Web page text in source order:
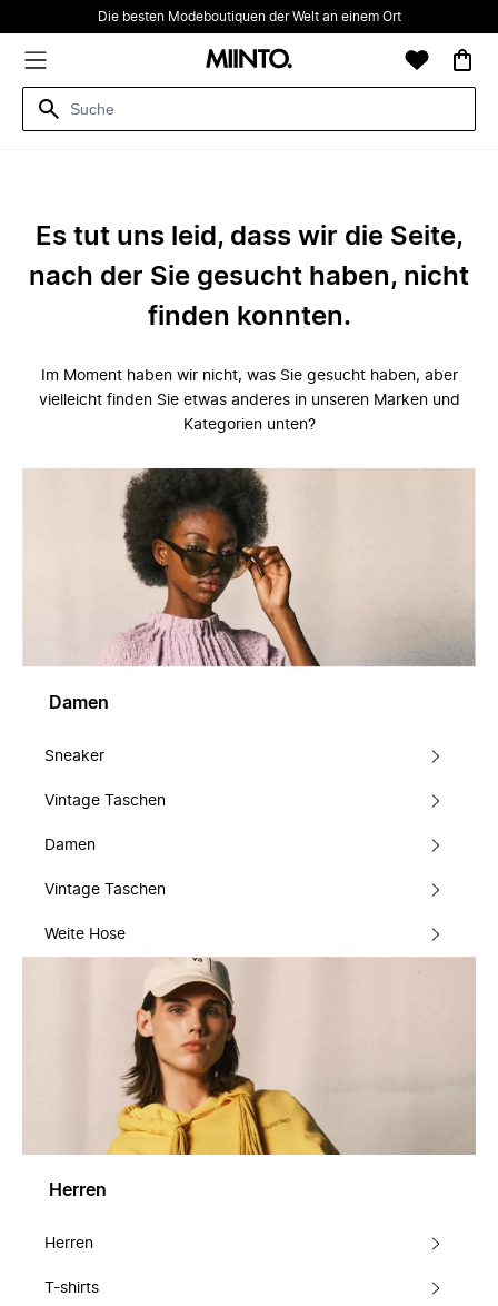
Die besten Modeboutiquen der Welt an einem Ort
Es tut uns leid, dass wir die Seite,
nach der Sie gesucht haben, nicht
finden konnten.
Im Moment haben wir nicht, was Sie gesucht haben, aber
vielleicht finden Sie etwas anderes in unseren Marken und
Kategorien unten?
Damen
Sneaker
Vintage Taschen
Damen
Vintage Taschen
Weite Hose
Herren
Herren
T-shirts